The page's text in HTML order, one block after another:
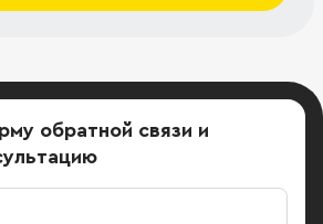
обратной связи и